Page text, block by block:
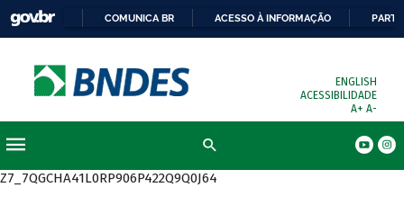
COMUNICA BR ACESSO À INFORMAÇÃO
ENGLISH
ACESSIBILIDADE
A+ A-
Z7_7QGCHA41L0RP906P422Q9Q0J64